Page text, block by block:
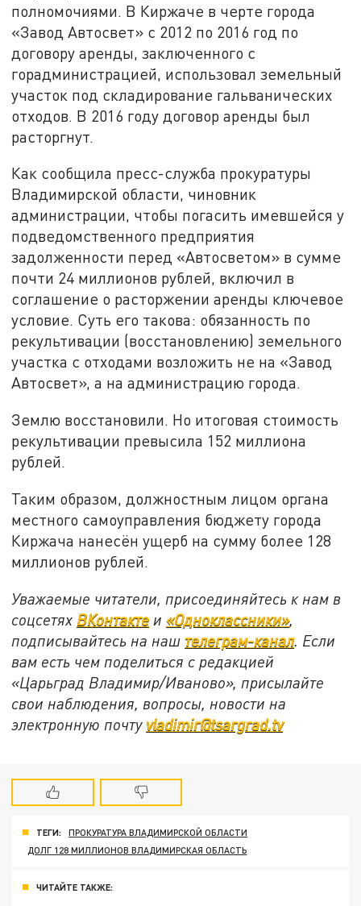
полномочиями. В Киржаче в черте города
«Завод Автосвет» с 2012 по 2016 год по
договору аренды, заключенного с
горадминистрацией, использовал земельный
участок под складирование гальванических
отходов. В 2016 году договор аренды был
расторгнут.
Как сообщила пресс-служба прокуратуры
Владимирской области, чиновник
администрации, чтобы погасить имевшейся у
подведомственного предприятия
задолженности перед «Автосветом» в сумме
почти 24 миллионов рублей, включил в
соглашение о расторжении аренды ключевое
условие. Суть его такова: обязанность по
рекультивации (восстановлению) земельного
участка с отходами возложить не на «Завод
Автосвет», а на администрацию города.
Землю восстановили. Но итоговая стоимость
рекультивации превысила 152 миллиона
рублей.
Таким образом, должностным лицом органа
местного самоуправления бюджету города
Киржача нанесён ущерб на сумму более 128
миллионов рублей.
Уважаемые читатели, присоединяйтесь к нам в
соцсетях ВКонтакте и«Одноклассники»,
подписывайтесь на наш телеграм-канал. Если
вам есть чем поделиться с редакцией
«Царьград Владимир/Иваново», присылайте
свои наблюдения, вопросы, новости на
электронную почту vladimir@tsargrad.tv
ТЕГИ:
ПРОКУРАТУРА ВЛАДИМИРСКОЙ ОБЛАСТИ
ДОЛГ 128 МИЛЛИОНОВ ВЛАДИМИРСКАЯ ОБЛАСТЬ
ЧИТАЙТЕ ТАКЖЕ: